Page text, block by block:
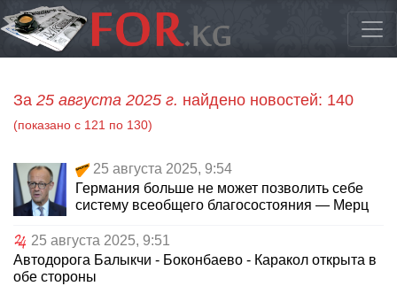
За 25 августа 2025 г. найдено новостей: 140
(показано с 121 по 130)
25 августа 2025, 9:54
Германия больше не может позволить себе
систему всеобщего благосостояния — Мерц
25 августа 2025, 9:51
Автодорога Балыкчи - Боконбаево - Каракол открыта в
обе стороны